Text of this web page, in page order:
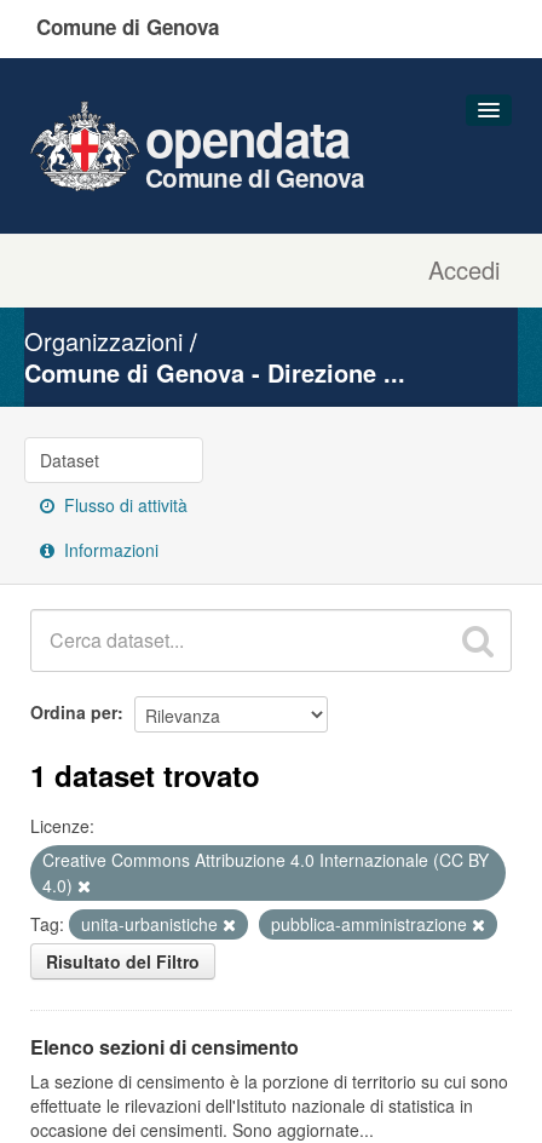
Comune di Genova
Accedi
opendata
Comune di Genova
Gruppi
Organizzazioni
Comune di Genova - Direzione ...
Dataset
Flusso di attività
Informazioni
Ordina per
1 dataset trovato
Licenze:
Creative Commons Attribuzione 4.0 Internazionale (CC BY
4.0)
Tag:
unita-urbanistiche
pubblica-amministrazione
Risultato del Filtro
Elenco sezioni di censimento
La sezione di censimento è la porzione di territorio su cui sono
effettuate le rilevazioni dell'Istituto nazionale di statistica in
occasione dei censimenti. Sono aggiornate...